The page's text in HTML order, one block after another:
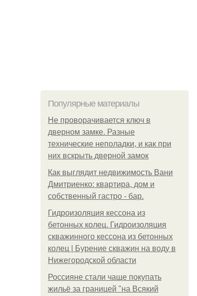
Популярные материалы
Не проворачивается ключ в
дверном замке. Разные
технические неполадки, и как при
них вскрыть дверной замок
Как выглядит недвижимость Вани
Дмитриенко: квартира, дом и
собственный гастро - бар.
Гидроизоляция кессона из
бетонных колец. Гидроизоляция
скважинного кессона из бетонных
колец | Бурение скважин на воду в
Нижегородской области
Россияне стали чаще покупать
жильё за границей "на Всякий